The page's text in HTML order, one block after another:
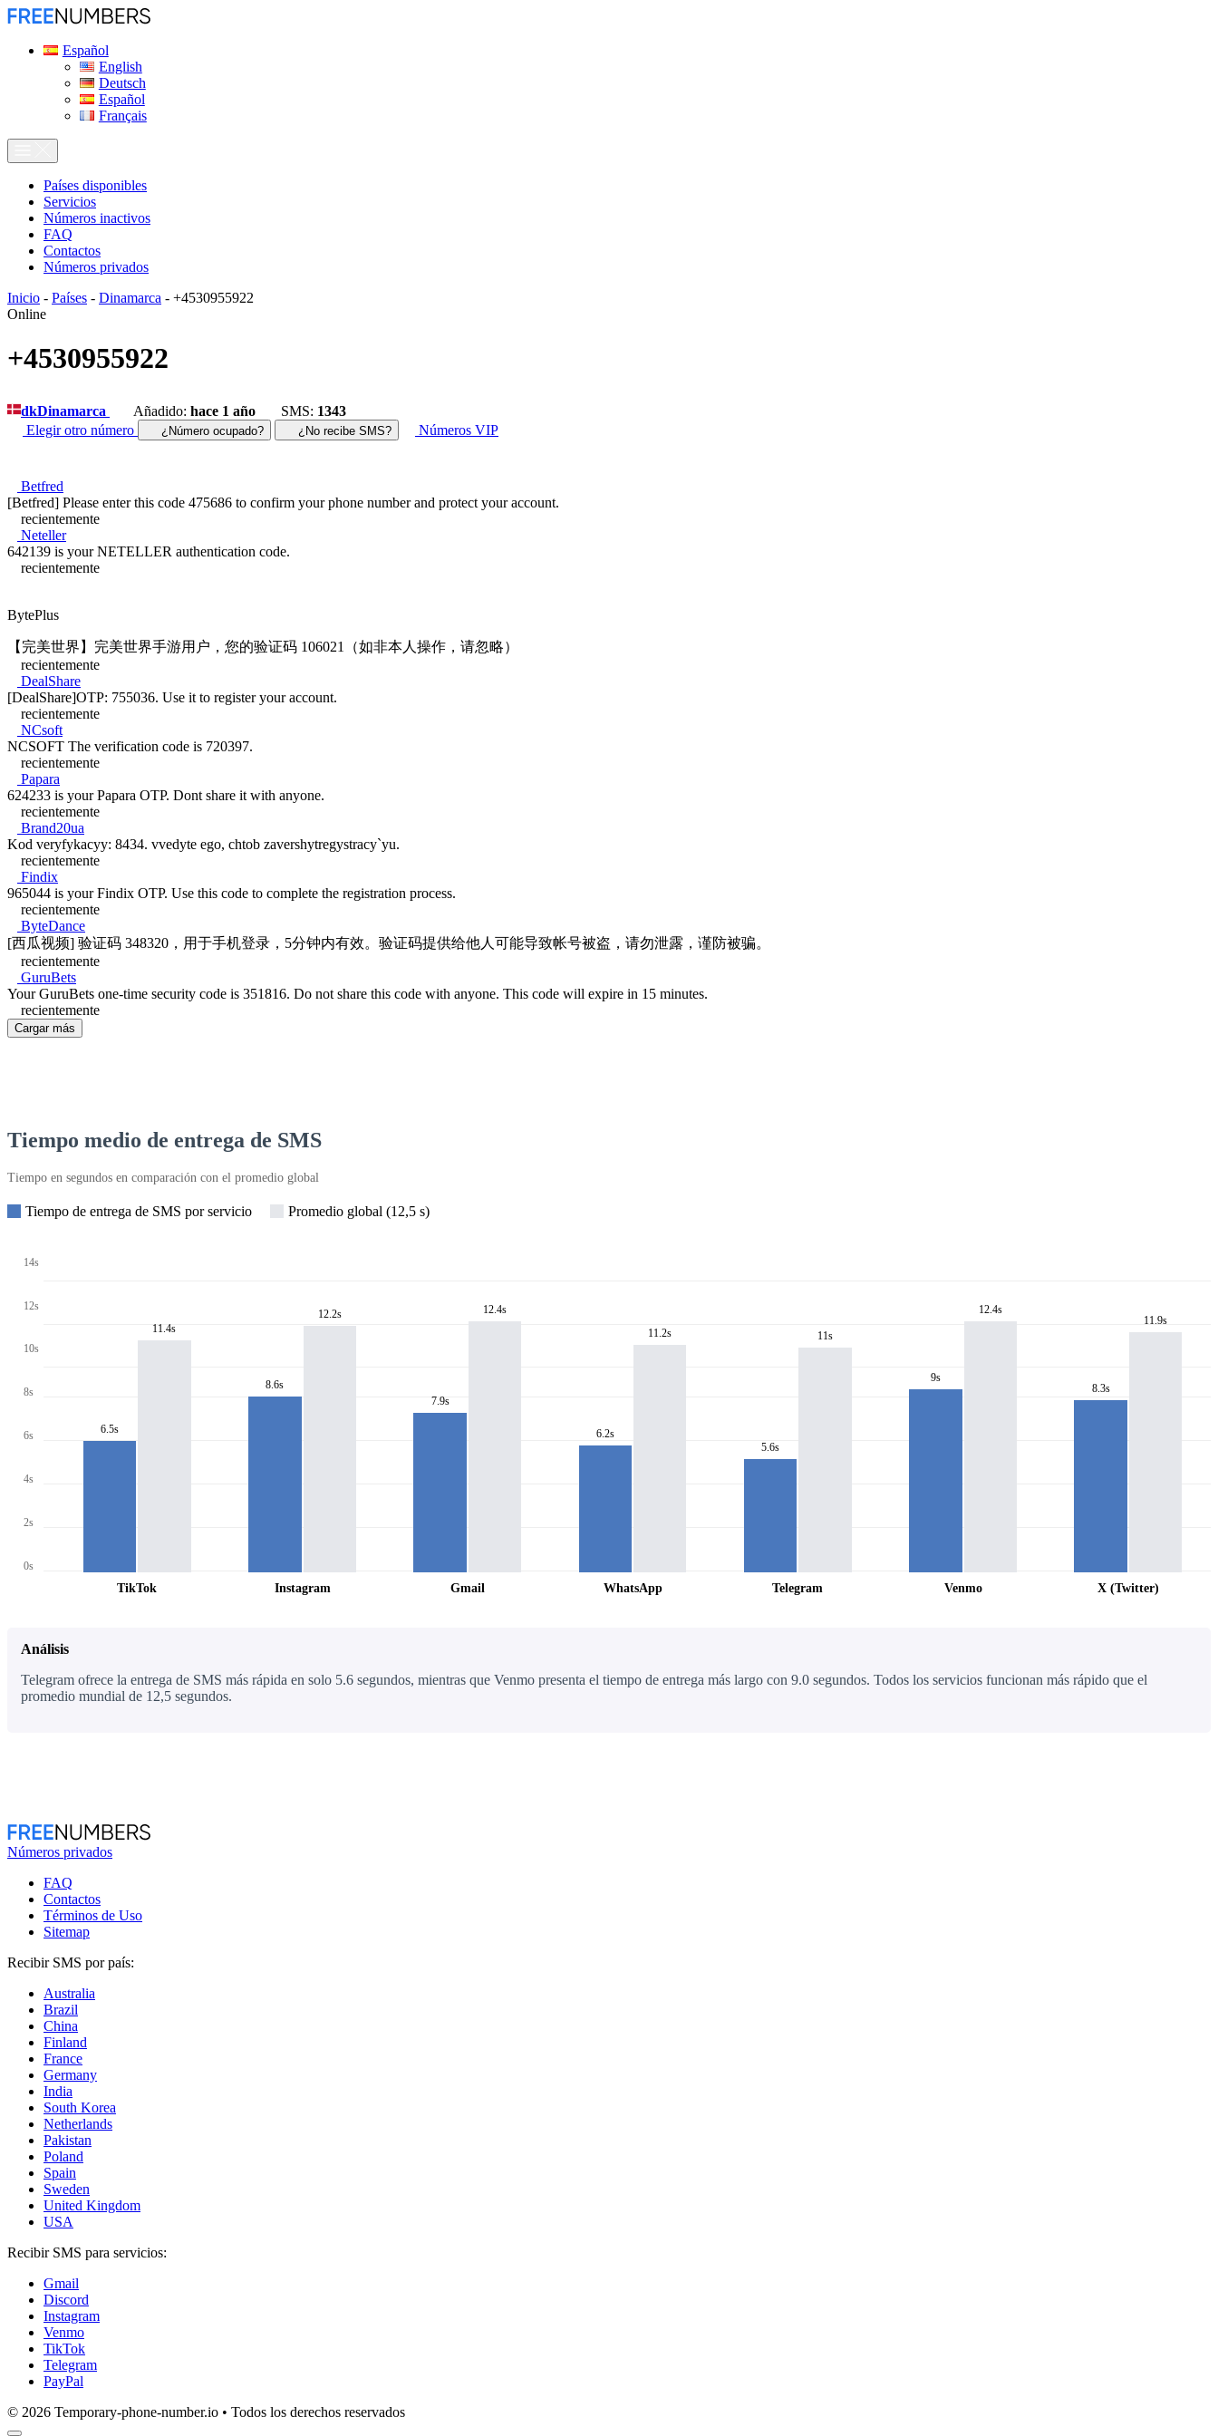
Español
English
Deutsch
Español
Français
Países disponibles
Servicios
Números inactivos
FAQ
Contactos
Números privados
Inicio - Países - Dinamarca - +4530955922
Online
+4530955922
dkDinamarca Añadido: hace 1 año SMS: 1343
Elegir otro número
¿Número ocupado? ¿No recibe SMS? Números VIP
Betfred
[Betfred] Please enter this code 475686 to confirm your phone number and protect your account.
recientemente
Neteller
642139 is your NETELLER authentication code.
recientemente
BytePlus
【完美世界】完美世界手游用户，您的验证码 106021（如非本人操作，请忽略）
recientemente
DealShare
[DealShare]OTP: 755036. Use it to register your account.
recientemente
NCsoft
NCSOFT The verification code is 720397.
recientemente
Papara
624233 is your Papara OTP. Dont share it with anyone.
recientemente
Brand20ua
Kod veryfykacyy: 8434. vvedyte ego, chtob zavershytregystracy`yu.
recientemente
Findix
965044 is your Findix OTP. Use this code to complete the registration process.
recientemente
ByteDance
[西瓜视频] 验证码 348320，用于手机登录，5分钟内有效。验证码提供给他人可能导致帐号被盗，请勿泄露，谨防被骗。
recientemente
GuruBets
Your GuruBets one-time security code is 351816. Do not share this code with anyone. This code will expire in 15 minutes.
recientemente
Cargar más
Tiempo medio de entrega de SMS
Tiempo en segundos en comparación con el promedio global
Tiempo de entrega de SMS por servicio Promedio global (12,5 s)
14s
12s
10s
8s
6s
4s
2s
0s
6.5s
11.4s
TikTok
8.6s
12.2s
Instagram
7.9s
12.4s
Gmail
6.2s
11.2s
WhatsApp
5.6s
11s
Telegram
9s
12.4s
Venmo
8.3s
11.9s
X (Twitter)
Análisis
Telegram ofrece la entrega de SMS más rápida en solo 5.6 segundos, mientras que Venmo presenta el tiempo de entrega más largo con 9.0 segundos. Todos los servicios funcionan más rápido que el
promedio mundial de 12,5 segundos.
Números privados
FAQ
Contactos
Términos de Uso
Sitemap
Recibir SMS por país:
Australia
Brazil
China
Finland
France
Germany
India
South Korea
Netherlands
Pakistan
Poland
Spain
Sweden
United Kingdom
USA
Recibir SMS para servicios:
Gmail
Discord
Instagram
Venmo
TikTok
Telegram
PayPal
© 2026 Temporary-phone-number.io • Todos los derechos reservados